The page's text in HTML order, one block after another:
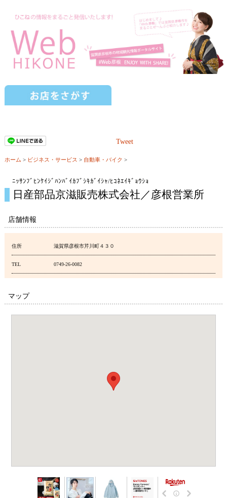
Tweet
ホーム > ビジネス・サービス > 自動車・バイク >
ﾆｯｻﾝﾌﾞﾋﾝｹｲｼﾞﾊﾝﾊﾞｲｶﾌﾞｼｷｶﾞｲｼｬ/ﾋｺﾈｴｲｷﾞｮｳｼｮ
日産部品京滋販売株式会社／彦根営業所
店舗情報
住所 滋賀県彦根市芹川町４３０
TEL 0749-26-0082
マップ